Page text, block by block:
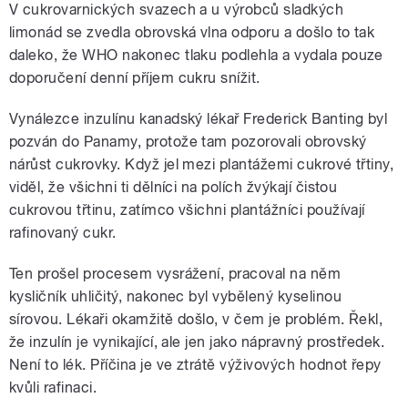
V cukrovarnických svazech a u výrobců sladkých
limonád se zvedla obrovská vlna odporu a došlo to tak
daleko, že WHO nakonec tlaku podlehla a vydala pouze
doporučení denní příjem cukru snížit.
Vynálezce inzulínu kanadský lékař Frederick Banting byl
pozván do Panamy, protože tam pozorovali obrovský
nárůst cukrovky. Když jel mezi plantážemi cukrové třtiny,
viděl, že všichni ti dělníci na polích žvýkají čistou
cukrovou třtinu, zatímco všichni plantážníci používají
rafinovaný cukr.
Ten prošel procesem vysrážení, pracoval na něm
kysličník uhličitý, nakonec byl vybělený kyselinou
sírovou. Lékaři okamžitě došlo, v čem je problém. Řekl,
že inzulín je vynikající, ale jen jako nápravný prostředek.
Není to lék. Příčina je ve ztrátě výživových hodnot řepy
kvůli rafinaci.